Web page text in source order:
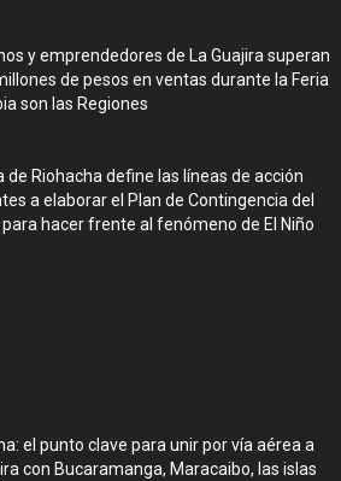
y emprendedores de La Guajira superan
de pesos en ventas durante la Feria
son las Regiones
de Riohacha define las líneas de acción
a elaborar el Plan de Contingencia del
hacer frente al fenómeno de El Niño
el punto clave para unir por vía aérea a
con Bucaramanga, Maracaibo, las islas